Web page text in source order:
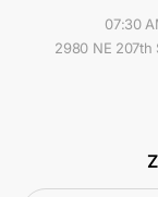
07:30
2980 NE 207th